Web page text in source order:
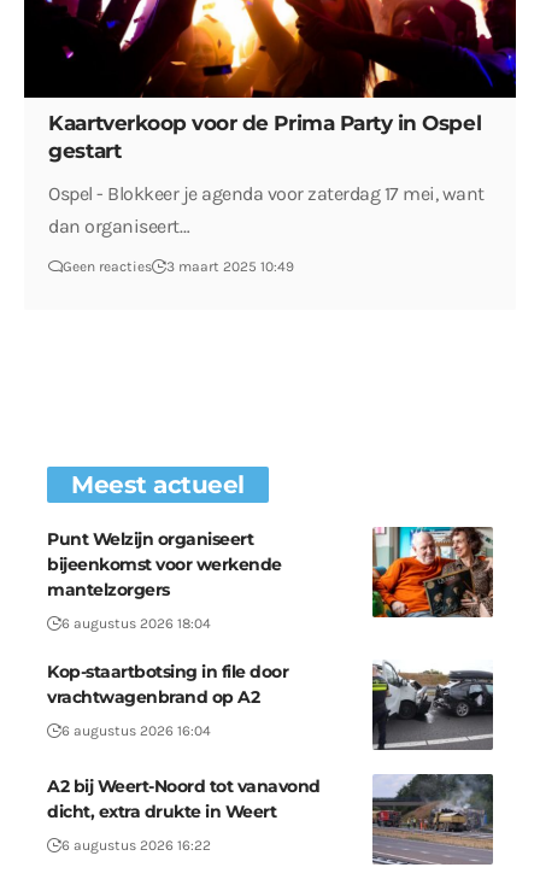
Kaartverkoop voor de Prima Party in Ospel
gestart
Ospel - Blokkeer je agenda voor zaterdag 17 mei, want
dan organiseert…
Geen reacties 3 maart 2025 10:49
Meest actueel
Punt Welzijn organiseert
bijeenkomst voor werkende
mantelzorgers
6 augustus 2026 18:04
Kop-staartbotsing in file door
vrachtwagenbrand op A2
6 augustus 2026 16:04
A2 bij Weert-Noord tot vanavond
dicht, extra drukte in Weert
6 augustus 2026 16:22